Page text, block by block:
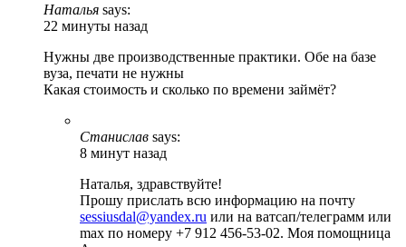
Наталья says:
22 минуты назад
Нужны две производственные практики. Обе на базе
вуза, печати не нужны
Какая стоимость и сколько по времени займёт?
Станислав says:
8 минут назад
Наталья, здравствуйте!
Прошу прислать всю информацию на почту
sessiusdal@yandex.ru или на ватсап/телеграмм или
max по номеру +7 912 456-53-02. Моя помощница